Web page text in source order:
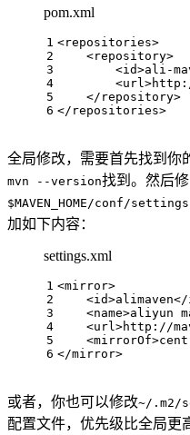
pom.xml
1
2
3
4
5
6
<repositories>
<repository>
<id>ali-
<url>
</ repository>
</ repositories>
全局修改，需要首先找到你
mvn --version找到。然后
$MAVEN_HOME/conf/
加如下内容：
settings.xml
1
2
3
4
5
6
<mirror>
<id>alimaven</
<name>aliyun
<url>http://
<mirrorOf>
</mirror>
或者，你也可以修改~/.m2/
配置文件，优先级比全局更